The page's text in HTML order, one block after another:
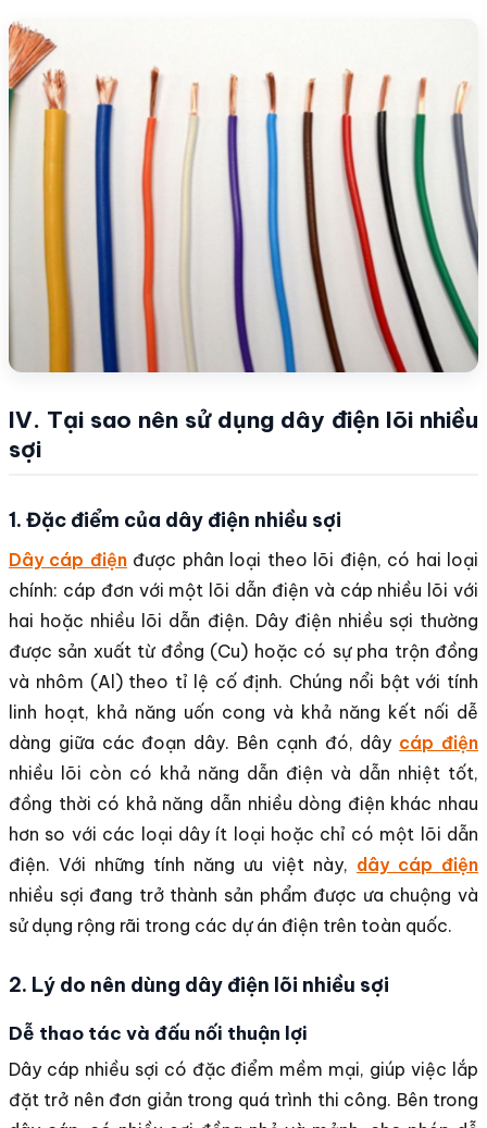
IV. Tại sao nên sử dụng dây điện lõi nhiều
sợi
1. Đặc điểm của dây điện nhiều sợi
Dây cáp điệnđược phân loại theo lõi điện, có hai loại
chính: cáp đơn với một lõi dẫn điện và cáp nhiều lõi với
hai hoặc nhiều lõi dẫn điện. Dây điện nhiều sợi thường
được sản xuất từ đồng (Cu) hoặc có sự pha trộn đồng
và nhôm (Al) theo tỉ lệ cố định. Chúng nổi bật với tính
linh hoạt, khả năng uốn cong và khả năng kết nối dễ
dàng giữa các đoạn dây. Bên cạnh đó, dây cáp điện
nhiều lõi còn có khả năng dẫn điện và dẫn nhiệt tốt,
đồng thời có khả năng dẫn nhiều dòng điện khác nhau
hơn so với các loại dây ít loại hoặc chỉ có một lõi dẫn
điện. Với những tính năng ưu việt này, dây cáp điện
nhiều sợi đang trở thành sản phẩm được ưa chuộng và
sử dụng rộng rãi trong các dự án điện trên toàn quốc.
2. Lý do nên dùng dây điện lõi nhiều sợi
Dễ thao tác và đấu nối thuận lợi
Dây cáp nhiều sợi có đặc điểm mềm mại, giúp việc lắp
đặt trở nên đơn giản trong quá trình thi công. Bên trong